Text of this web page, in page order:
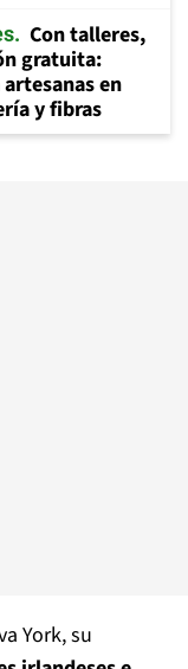
Con talleres,
gratuita:
en
y fibras
York, su